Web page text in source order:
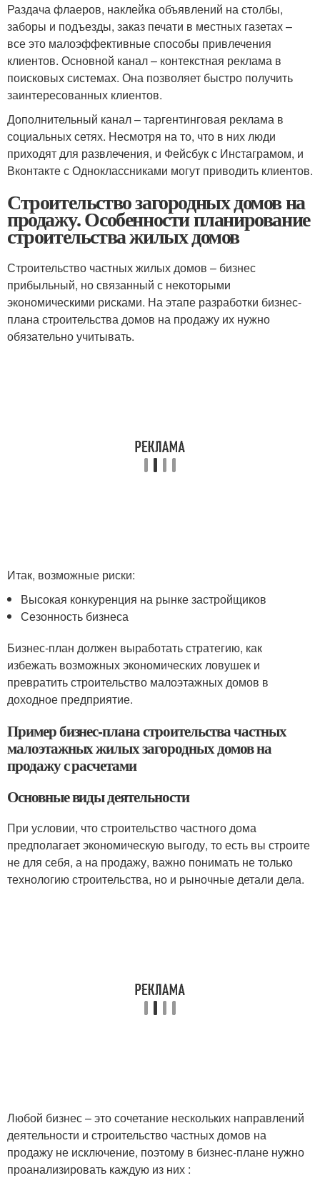
Раздача флаеров, наклейка объявлений на столбы,
заборы и подъезды, заказ печати в местных газетах –
все это малоэффективные способы привлечения
клиентов. Основной канал – контекстная реклама в
поисковых системах. Она позволяет быстро получить
заинтересованных клиентов.
Дополнительный канал – таргентинговая реклама в
социальных сетях. Несмотря на то, что в них люди
приходят для развлечения, и Фейсбук с Инстаграмом, и
Вконтакте с Одноклассниками могут приводить клиентов.
Строительство загородных домов на
продажу. Особенности планирование
строительства жилых домов
Строительство частных жилых домов – бизнес
прибыльный, но связанный с некоторыми
экономическими рисками. На этапе разработки бизнес-
плана строительства домов на продажу их нужно
обязательно учитывать.
Итак, возможные риски:
Высокая конкуренция на рынке застройщиков
Сезонность бизнеса
Бизнес-план должен выработать стратегию, как
избежать возможных экономических ловушек и
превратить строительство малоэтажных домов в
доходное предприятие.
Пример бизнес-плана строительства частных
малоэтажных жилых загородных домов на
продажу с расчетами
Основные виды деятельности
При условии, что строительство частного дома
предполагает экономическую выгоду, то есть вы строите
не для себя, а на продажу, важно понимать не только
технологию строительства, но и рыночные детали дела.
Любой бизнес – это сочетание нескольких направлений
деятельности и строительство частных домов на
продажу не исключение, поэтому в бизнес-плане нужно
проанализировать каждую из них :